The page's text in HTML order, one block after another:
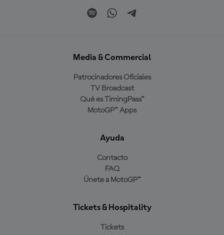
Media & Commercial
Patrocinadores Oficiales
TV Broadcast
Qué es TimingPass™
MotoGP™ Apps
Ayuda
Contacto
FAQ
Únete a MotoGP™
Tickets & Hospitality
Tickets